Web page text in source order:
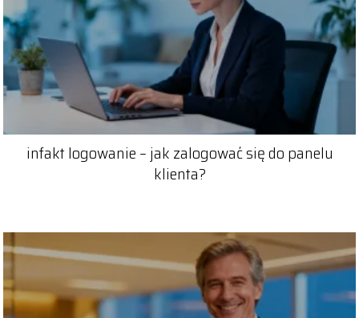
infakt logowanie – jak zalogować się do panelu
klienta?